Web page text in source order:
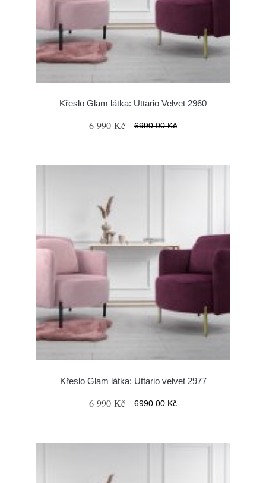
Křeslo Glam látka: Uttario Velvet 2960
6 990 Kč 6990.00 Kč
Křeslo Glam látka: Uttario velvet 2977
6 990 Kč 6990.00 Kč